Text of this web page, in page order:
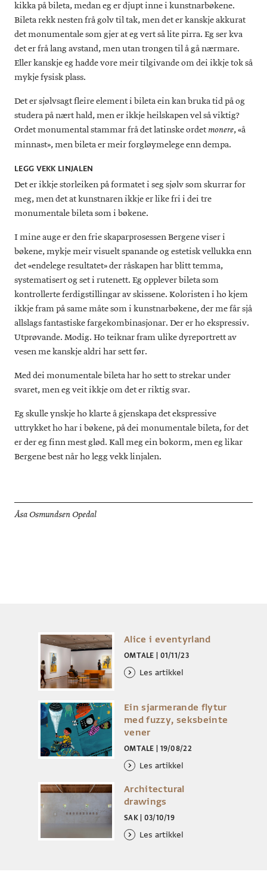
kikka på bileta, medan eg er djupt inne i kunstnarbøkene.
Bileta rekk nesten frå golv til tak, men det er kanskje akkurat
det monumentale som gjer at eg vert så lite pirra. Eg ser kva
det er frå lang avstand, men utan trongen til å gå nærmare.
Eller kanskje eg hadde vore meir tilgivande om dei ikkje tok så
mykje fysisk plass.
Det er sjølvsagt fleire element i bileta ein kan bruka tid på og
studera på nært hald, men er ikkje heilskapen vel så viktig?
Ordet monumental stammar frå det latinske ordetmonere, «å
minnast», men bileta er meir forgløymelege enn dempa.
LEGG VEKK LINJALEN
Det er ikkje storleiken på formatet i seg sjølv som skurrar for
meg, men det at kunstnaren ikkje er like fri i dei tre
monumentale bileta som i bøkene.
I mine auge er den frie skaparprosessen Bergene viser i
bøkene, mykje meir visuelt spanande og estetisk vellukka enn
det «endelege resultatet» der råskapen har blitt temma,
systematisert og set i rutenett. Eg opplever bileta som
kontrollerte ferdigstillingar av skissene. Koloristen i ho kjem
ikkje fram på same måte som i kunstnarbøkene, der me får sjå
allslags fantastiske fargekombinasjonar. Der er ho ekspressiv.
Utprøvande. Modig. Ho teiknar fram ulike dyreportrett av
vesen me kanskje aldri har sett før.
Med dei monumentale bileta har ho sett to strekar under
svaret, men eg veit ikkje om det er riktig svar.
Eg skulle ynskje ho klarte å gjenskapa det ekspressive
uttrykket ho har i bøkene, på dei monumentale bileta, for det
er der eg finn mest glød. Kall meg ein bokorm, men eg likar
Bergene best når ho legg vekk linjalen.
Åsa Osmundsen Opedal
Alice i eventyrland
OMTALE 01/11/23
Les artikkel
Ein sjarmerande flytur
med fuzzy, seksbeinte
vener
OMTALE 19/08/22
Les artikkel
Architectural
drawings
SAK 03/10/19
Les artikkel